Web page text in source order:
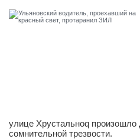
улице Хрустальноq
сомнительной трезвости.